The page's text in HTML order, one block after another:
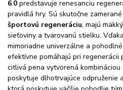
6.0 predstavuje renesanciu
pravidlá hry. Sú skutočne
športovú regeneráciu, majú
sieťoviny a tvarovanú stielku.
mimoriadne univerzálne a
efektívne pomáhajú pri regenerácii
citlivá pena vytvorená kombináciou
poskytuje dlhotrvajúce odpruženie